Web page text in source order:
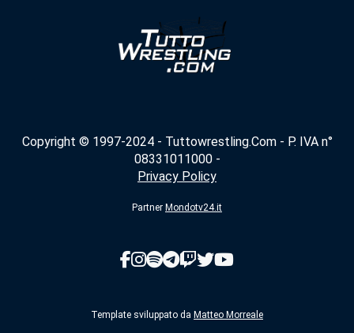
Copyright © 1997-2024 - Tuttowrestling.Com - P. IVA n°
08331011000 -
Privacy Policy
Partner Mondotv24.it
Template sviluppato da Matteo Morreale